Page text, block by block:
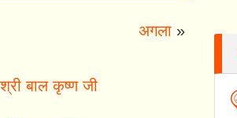
अगला»
बाल कृष्ण जी